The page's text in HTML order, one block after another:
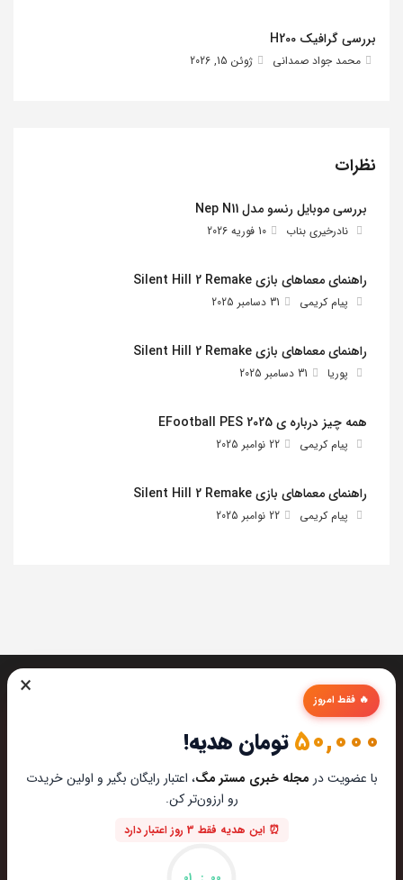
بررسی گرافیک H200
محمد جواد صمدانی ژوئن 15, 2026
نظرات
بررسی موبایل رنسو مدل Nep N11
نادرخیری بناب 10 فوریه 2026
راهنمای معماهای بازی Silent Hill 2 Remake
پیام کریمی 31 دسامبر 2025
راهنمای معماهای بازی Silent Hill 2 Remake
پوریا 31 دسامبر 2025
همه چیز درباره ی EFootball PES 2025
پیام کریمی 22 نوامبر 2025
راهنمای معماهای بازی Silent Hill 2 Remake
پیام کریمی 22 نوامبر 2025
تیم مستر مگ تمام تلاشش رو میکنه تا بهترین تخصصی ترین و
به روز ترین مطالب رو برای عاشقان تکنولوژی اماده کنه از این که
مارو در دنیای زیبای تکنولوژی همراهی میکنین خوشحالیم.
× 🔥 فقط امروز
50,000تومان هدیه!
با عضویت در مجله خبری مستر مگ، اعتبار رایگان بگیر و اولین خریدت
رو ارزون‌تر کن.
⏰ این هدیه فقط 3 روز اعتبار دارد